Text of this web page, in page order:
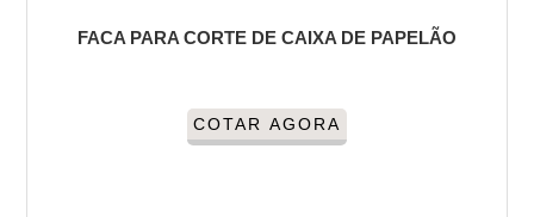
FACA PARA CORTE DE CAIXA DE PAPELÃO
COTAR AGORA